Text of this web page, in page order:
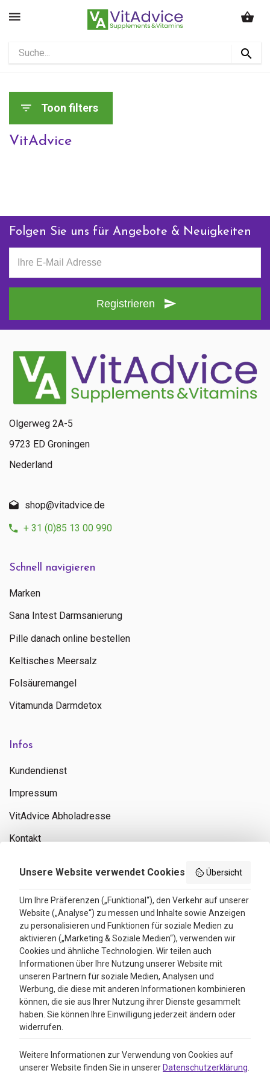
Toon filters
VitAdvice
Folgen Sie uns für Angebote & Neuigkeiten
Registrieren
Schnell navigieren
Marken
Sana Intest Darmsanierung
Pille danach online bestellen
Keltisches Meersalz
Folsäuremangel
Vitamunda Darmdetox
Infos
Kundendienst
Impressum
VitAdvice Abholadresse
Kontakt
Bewertungen
4.3
Google Reviews
Olgerweg 2A-5
9723 ED Groningen
Nederland
shop@vitadvice.de
+ 31 (0)85 13 00 990
Unsere Website verwendet Cookies Übersicht
Um Ihre Präferenzen („Funktional“), den Verkehr auf unserer
Website („Analyse“) zu messen und Inhalte sowie Anzeigen
zu personalisieren und Funktionen für soziale Medien zu
aktivieren („Marketing & Soziale Medien“), verwenden wir
Cookies und ähnliche Technologien. Wir teilen auch
Informationen über Ihre Nutzung unserer Website mit
unseren Partnern für soziale Medien, Analysen und
Werbung, die diese mit anderen Informationen kombinieren
können, die sie aus Ihrer Nutzung ihrer Dienste gesammelt
haben. Sie können Ihre Einwilligung jederzeit ändern oder
widerrufen.
Weitere Informationen zur Verwendung von Cookies auf
unserer Website finden Sie in unserer Datenschutzerklärung